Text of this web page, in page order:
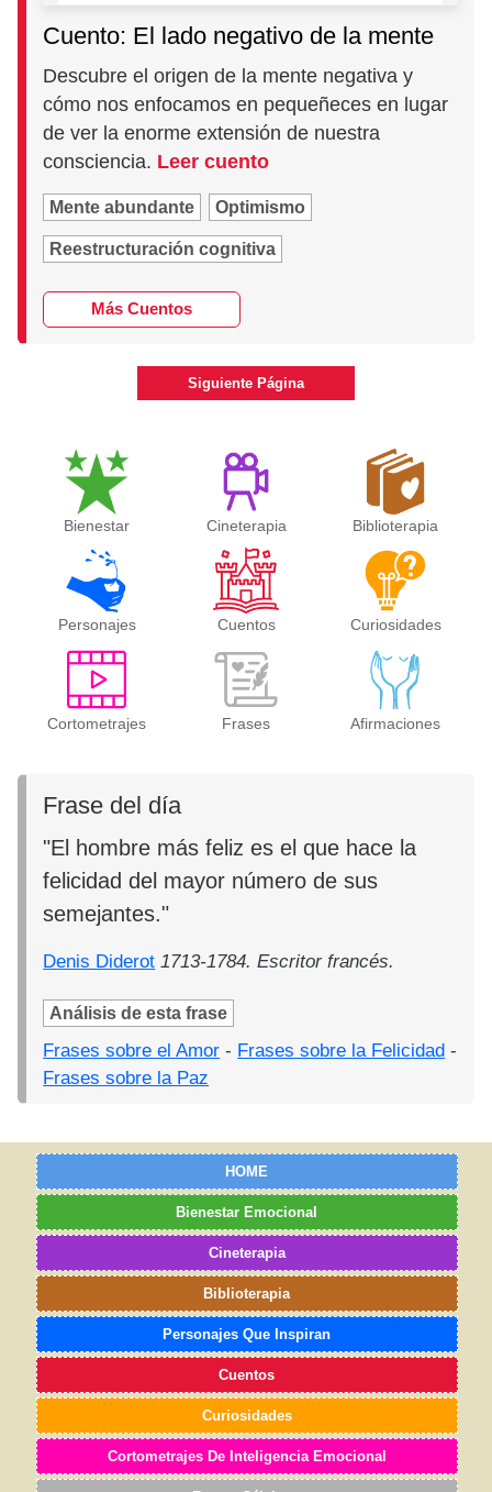
Cuento: El lado negativo de la mente
Descubre el origen de la mente negativa y
cómo nos enfocamos en pequeñeces en lugar
de ver la enorme extensión de nuestra
consciencia. Leer cuento
Mente abundante Optimismo
Reestructuración cognitiva
Más Cuentos
Siguiente Página
Bienestar Cineterapia Biblioterapia
Personajes Cuentos Curiosidades
Cortometrajes Frases Afirmaciones
Frase del día
"El hombre más feliz es el que hace la
felicidad del mayor número de sus
semejantes."
Denis Diderot 1713-1784. Escritor francés.
Análisis de esta frase
Frases sobre el Amor - Frases sobre la Felicidad -
Frases sobre la Paz
HOME
Bienestar Emocional
Cineterapia
Biblioterapia
Personajes Que Inspiran
Cuentos
Curiosidades
Cortometrajes De Inteligencia Emocional